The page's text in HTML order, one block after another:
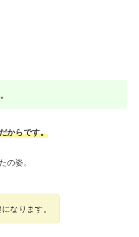
からです。
姿。
なります。